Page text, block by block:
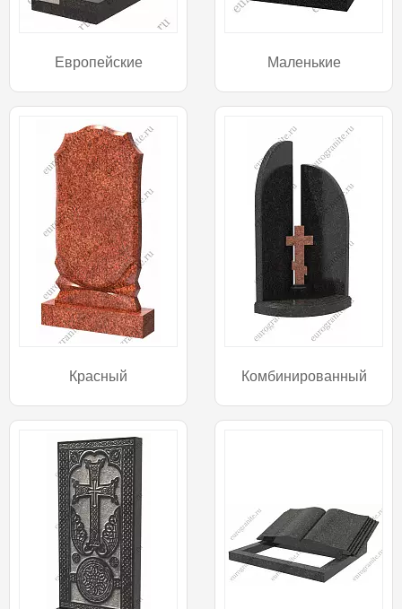
Европейские Маленькие
Красный Комбинированный